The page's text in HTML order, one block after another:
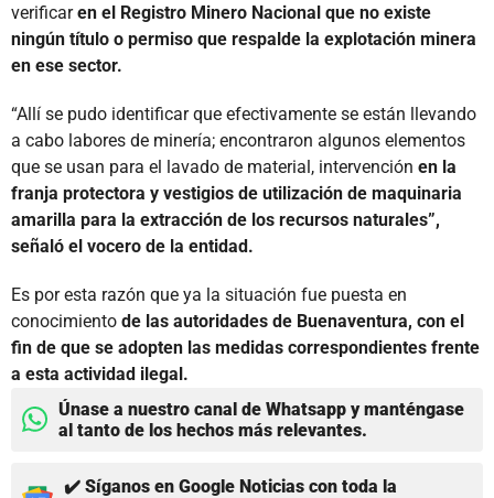
verificaren el Registro Minero Nacional que no existe
ningún título o permiso que respalde la explotación minera
en ese sector.
“Allí se pudo identificar que efectivamente se están llevando
a cabo labores de minería; encontraron algunos elementos
que se usan para el lavado de material, intervención en la
franja protectora y vestigios de utilización de maquinaria
amarilla para la extracción de los recursos naturales”,
señaló el vocero de la entidad.
Es por esta razón que ya la situación fue puesta en
conocimiento de las autoridades de Buenaventura, con el
fin de que se adopten las medidas correspondientes frente
a esta actividad ilegal.
Únase a nuestro canal de Whatsapp y manténgase
al tanto de los hechos más relevantes.
✔️ Síganos en Google Noticias con toda la